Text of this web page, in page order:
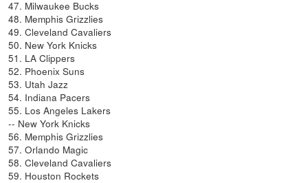
47. Milwaukee Bucks
48. Memphis Grizzlies
49. Cleveland Cavaliers
50. New York Knicks
51. LA Clippers
52. Phoenix Suns
53. Utah Jazz
54. Indiana Pacers
55. Los Angeles Lakers
-- New York Knicks
56. Memphis Grizzlies
57. Orlando Magic
58. Cleveland Cavaliers
59. Houston Rockets